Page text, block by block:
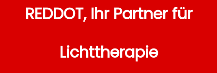
Lösungsseite, um zu
erfahren, wie die
REDDOT in Ihre Angebote in
anpassen können und so
einzigartige Lösungen
widerspiegeln und Ihre
Marktpräsenz stärken.
REDDOT, Ihr Partner für
Lichttherapie